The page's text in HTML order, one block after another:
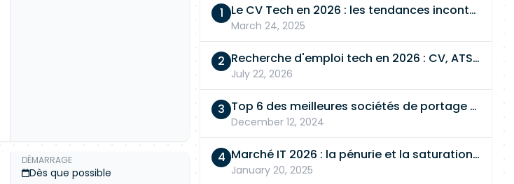
DÉMARRAGE
Dès que possible
Le CV Tech en 2026 : les tendances incontournables
March 24, 2025
Recherche d'emploi tech en 2026 : CV, ATS, entretien… On vous dit tout
July 22, 2026
Top 6 des meilleures sociétés de portage salarial
December 12, 2024
Marché IT 2026 : la pénurie et la saturation, en même temps
January 20, 2025